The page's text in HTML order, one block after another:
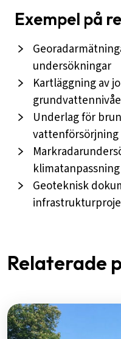
Exempel på
undersökningar
Kartläggning av
Underlag för
vattenförsörjning
klimatanpassning
Geoteknisk
Relaterade